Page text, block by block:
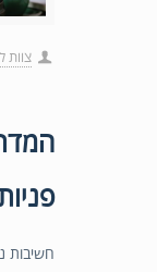
צוות
חשיבות